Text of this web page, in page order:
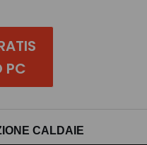
PC
CALDAIE